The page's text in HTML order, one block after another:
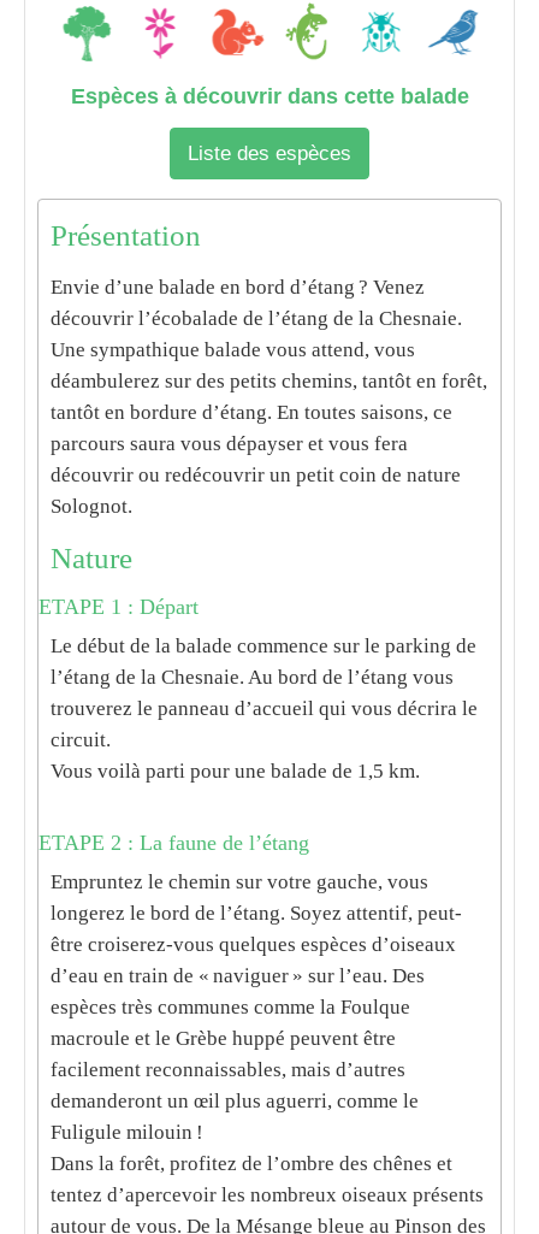
Espèces à découvrir dans cette balade
Liste des espèces
Présentation
Envie d’une balade en bord d’étang ? Venez
découvrir l’écobalade de l’étang de la Chesnaie.
Une sympathique balade vous attend, vous
déambulerez sur des petits chemins, tantôt en forêt,
tantôt en bordure d’étang. En toutes saisons, ce
parcours saura vous dépayser et vous fera
découvrir ou redécouvrir un petit coin de nature
Solognot.
Nature
ETAPE 1 : Départ
Le début de la balade commence sur le parking de
l’étang de la Chesnaie. Au bord de l’étang vous
trouverez le panneau d’accueil qui vous décrira le
circuit.
Vous voilà parti pour une balade de 1,5 km.
ETAPE 2 : La faune de l’étang
Empruntez le chemin sur votre gauche, vous
longerez le bord de l’étang. Soyez attentif, peut-
être croiserez-vous quelques espèces d’oiseaux
d’eau en train de « naviguer » sur l’eau. Des
espèces très communes comme la Foulque
macroule et le Grèbe huppé peuvent être
facilement reconnaissables, mais d’autres
demanderont un œil plus aguerri, comme le
Fuligule milouin !
Dans la forêt, profitez de l’ombre des chênes et
tentez d’apercevoir les nombreux oiseaux présents
autour de vous. De la Mésange bleue au Pinson des